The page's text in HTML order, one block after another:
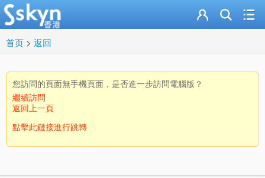
首页 > 返回
您訪問的頁面無手機頁面，是否進一步訪問電腦版？
繼續訪問
返回上一頁
點擊此鏈接進行跳轉